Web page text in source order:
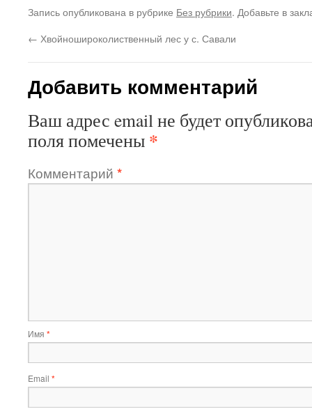
Запись опубликована в рубрике Без рубрики. Добавьте в
← Хвойношироколиственный лес у с. Савали
Добавить комментарий
Ваш адрес email не будет
поля помечены *
Комментарий *
Имя *
Email *